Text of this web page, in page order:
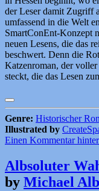
der Leser damit Zugriff
umfassend in die Welt
SmartConEnt-Konzept
neuen Lesens, die das
beschwert. Denn die
Katzenroman, der
steckt, die das Lesen
Genre: Historischer
Illustrated by
Einen Kommentar
Albsoluter
by Michael